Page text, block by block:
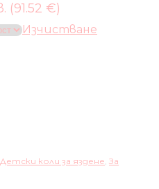
(91.52 €)
Изчистване
Детски коли за яздене, За